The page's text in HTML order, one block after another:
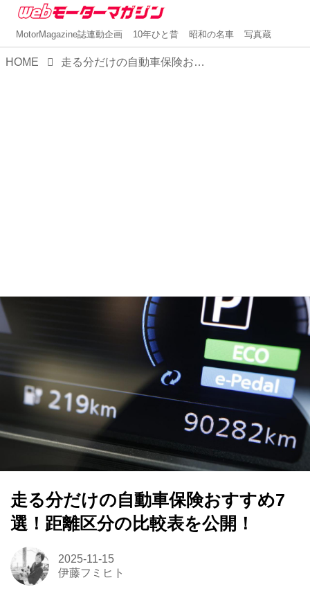
MotorMagazine誌連動企画 10年ひと昔 昭和の名車 写真蔵
HOME 走る分だけの自動車保険おすすめ7選！距離区分の比較表を公開！
走る分だけの自動車保険おすすめ7
選！距離区分の比較表を公開！
2025-11-15
伊藤フミヒト